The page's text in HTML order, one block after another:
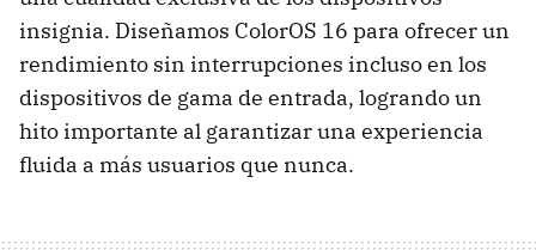
insignia. Diseñamos ColorOS 16 para ofrecer un
rendimiento sin interrupciones incluso en los
dispositivos de gama de entrada, logrando un
hito importante al garantizar una experiencia
fluida a más usuarios que nunca.